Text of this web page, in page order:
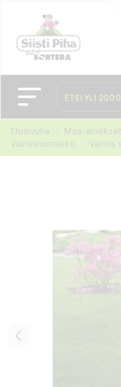
Etusivulle Maa-
Valmisnurmikko
Valmis